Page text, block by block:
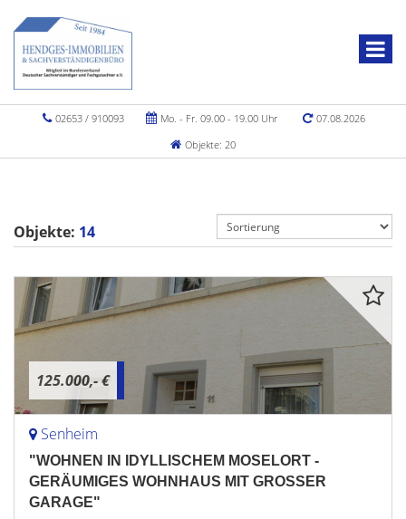
02653 / 910093 Mo. - Fr. 09.00 - 19.00 Uhr
07.08.2026
Objekte: 20
Objekte: 14
125.000,- €
Senheim
"WOHNEN IN IDYLLISCHEM MOSELORT -
GERÄUMIGES WOHNHAUS MIT GROSSER
GARAGE"